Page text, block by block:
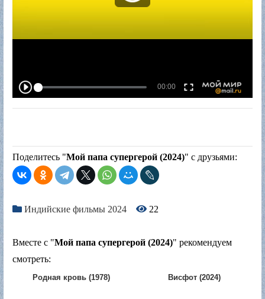
Поделитесь "Мой папа супергерой (2024)" с друзьями:
Индийские фильмы 2024 22
Вместе с "Мой папа супергерой (2024)" рекомендуем
смотреть:
Родная кровь (1978) Висфот (2024)